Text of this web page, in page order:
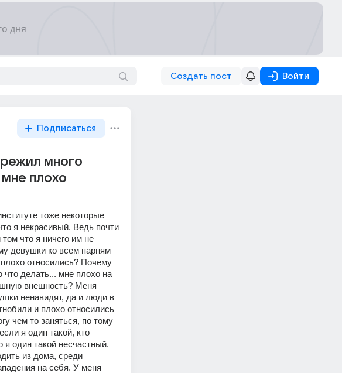
Создать пост Войти
Подписаться
много
плохо
тоже некоторые
я некрасивый. Ведь почти
что я ничего им не
девушки ко всем парням
относились? Почему
делать... мне плохо на
внешность? Меня
ненавидят, да и люди в
и плохо относились
чем то заняться, по тому
я один такой, кто
я один такой несчастный.
из дома, среди
на себя. У меня